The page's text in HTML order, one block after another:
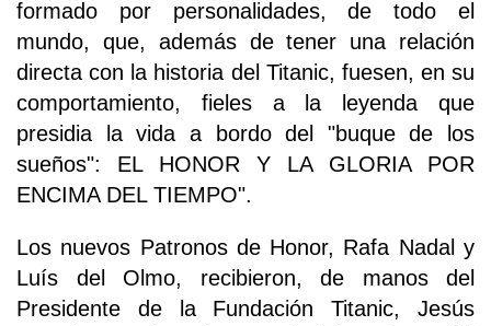
formado por personalidades, de todo el
mundo, que, además de tener una relación
directa con la historia del Titanic, fuesen, en su
comportamiento, fieles a la leyenda que
presidia la vida a bordo del "buque de los
sueños": EL HONOR Y LA GLORIA POR
ENCIMA DEL TIEMPO".
Los nuevos Patronos de Honor, Rafa Nadal y
Luís del Olmo, recibieron, de manos del
Presidente de la Fundación Titanic, Jesús